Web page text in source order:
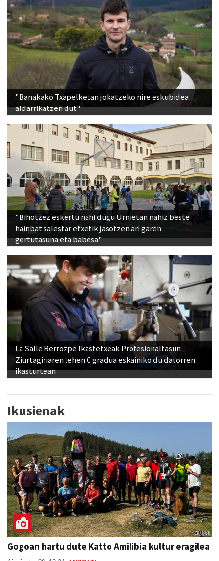
"Banakako Txapelketan jokatzeko nire eskubidea
aldarrikatzen dut"
"Bihotzez eskertu nahi dugu Urnietan nahiz beste
hainbat salestar etxetik jasotzen ari garen
gertutasuna eta babesa"
La Salle Berrozpe Ikastetxeak Profesionaltasun
Ziurtagiriaren lehen C gradua eskainiko du datorren
ikasturtean
Ikusienak
Gogoan hartu dute Katto Amilibia kultur eragilea